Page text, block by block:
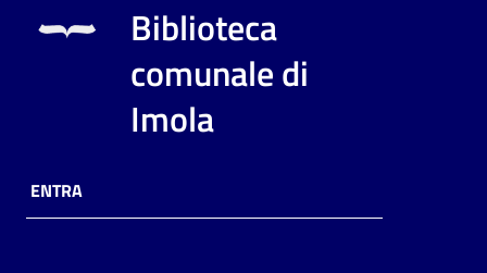
Scopri
online
Biblioteca
comunale di
Imola
ENTRA